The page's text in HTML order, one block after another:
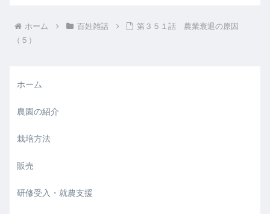
ホーム 百姓雑話
第３５１話 農業衰退の原因
（５）
ホーム
農園の紹介
栽培方法
販売
研修受入・就農支援